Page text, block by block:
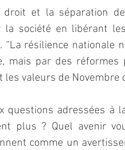
et la séparation
la société en libérant
résilience nationale
mais par des
les valeurs de Novembre
questions adressées à
plus ? Quel avenir
comme un